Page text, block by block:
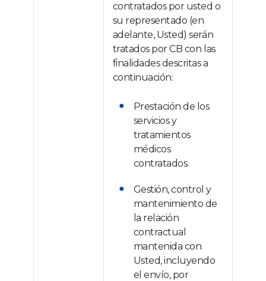
contratados por usted o
su representado (en
adelante, Usted) serán
tratados por CB con las
finalidades descritas a
continuación:
Prestación de los
servicios y
tratamientos
médicos
contratados.
Gestión, control y
mantenimiento de
la relación
contractual
mantenida con
Usted, incluyendo
el envío, por